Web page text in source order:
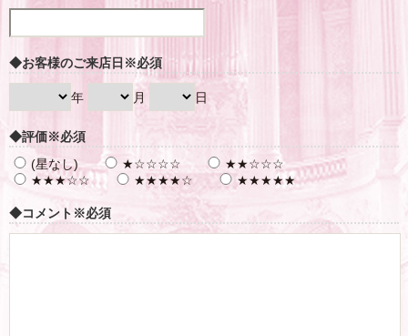
◆お客様のご来店日 ※必須
年 月 日
◆評価※必須
(星なし)
★☆☆☆☆
★★☆☆☆
★★★☆☆
★★★★☆ ★★★★★
◆コメント ※必須